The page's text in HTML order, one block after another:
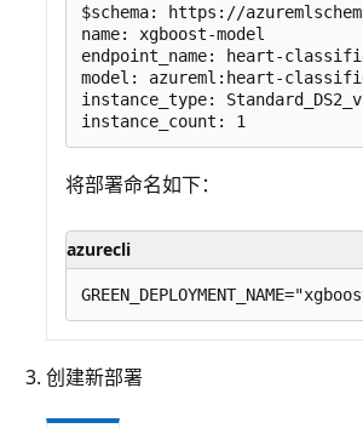
$schema: https://
name: xgboost-model
endpoint_name: heart-
model: azureml:heart-
instance_type:
将部署命名如下：
azurecli
创建新部署